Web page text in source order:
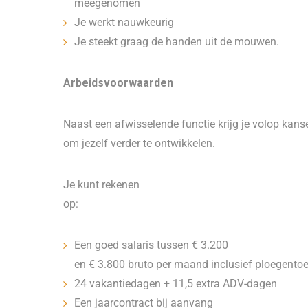
meegenomen
Je werkt nauwkeurig
Je steekt graag de handen uit de mouwen.
Arbeidsvoorwaarden
Naast een afwisselende functie krijg je volop
om jezelf verder te ontwikkelen.
Je kunt rekenen
op:
Een goed salaris tussen € 3.200
en € 3.800 bruto per maand inclusief
24 vakantiedagen + 11,5 extra ADV-dagen
Een jaarcontract bij aanvang